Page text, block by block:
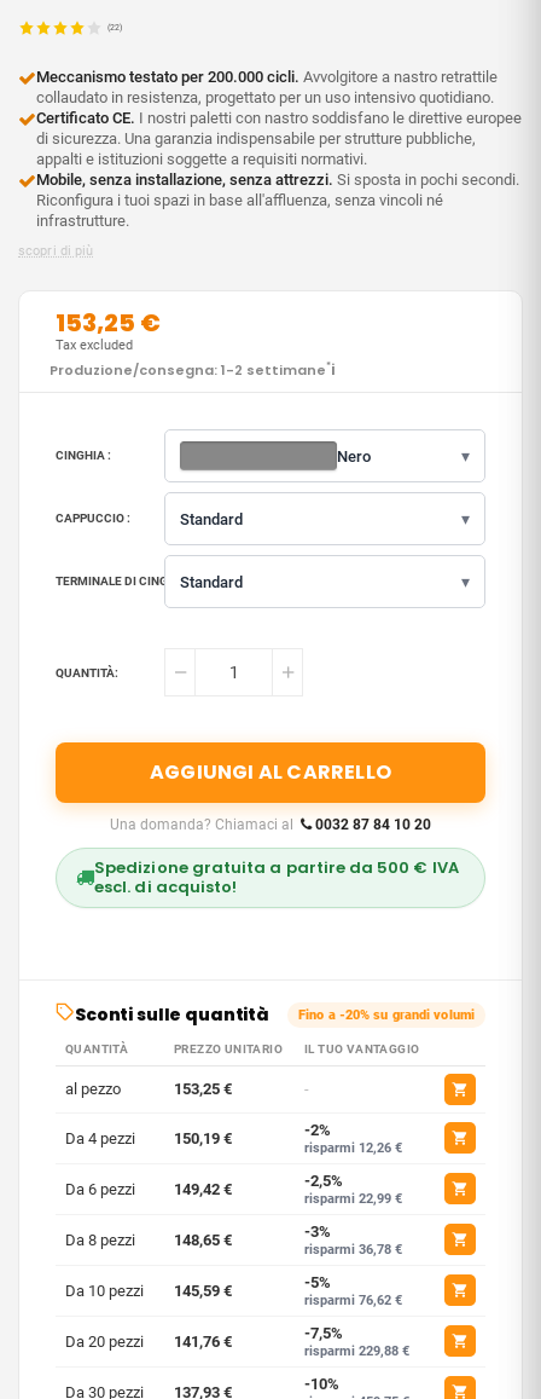
(22)
Meccanismo testato per 200.000 cicli. Avvolgitore a nastro retrattile
collaudato in resistenza, progettato per un uso intensivo quotidiano.
Certificato CE. I nostri paletti con nastro soddisfano le direttive europee
di sicurezza. Una garanzia indispensabile per strutture pubbliche,
appalti e istituzioni soggette a requisiti normativi.
Mobile, senza installazione, senza attrezzi. Si sposta in pochi secondi.
Riconfigura i tuoi spazi in base all'affluenza, senza vincoli né
infrastrutture.
scopri di più
153,25 €
Produzione/consegna: 1-2 settimane*i
Tax excluded
CINGHIA : Nero ▾
CAPPUCCIO : Standard ▾
TERMINALE DI CINGHIA :Standard ▾
QUANTITÀ:
AGGIUNGI AL CARRELLO
Una domanda? Chiamaci al 0032 87 84 10 20
Spedizione gratuita a partire da 500 € IVA
escl. di acquisto!
Sconti sulle quantità Fino a -20% su grandi volumi
QUANTITÀ PREZZO UNITARIO IL TUO VANTAGGIO
al pezzo 153,25 € -
Da 4 pezzi 150,19 € -2%
risparmi 12,26 €
Da 6 pezzi 149,42 € -2,5%
risparmi 22,99 €
Da 8 pezzi 148,65 € -3%
risparmi 36,78 €
Da 10 pezzi 145,59 € -5%
risparmi 76,62 €
Da 20 pezzi 141,76 € -7,5%
risparmi 229,88 €
Da 30 pezzi 137,93 € -10%